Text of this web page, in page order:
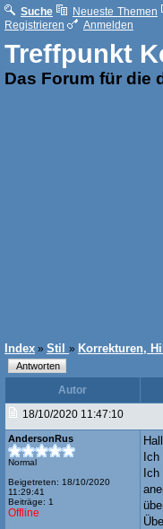
Suche Neueste Themen
Registrieren
Anmelden
Treffpunkt
Das Forum für die
Index » Stil » Korrekturen,
Autor
18/10/2020 11:47:10
AndersonRus
Normal
Beigetreten: 18/10/2020
11:29:41
Beiträge: 1
Offline